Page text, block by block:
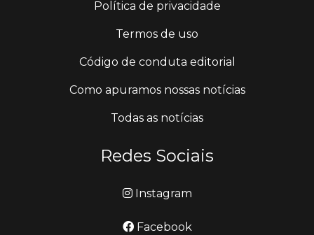
Política de privacidade
Termos de uso
Código de conduta editorial
Como apuramos nossas notícias
Todas as notícias
Redes Sociais
Instagram
Facebook